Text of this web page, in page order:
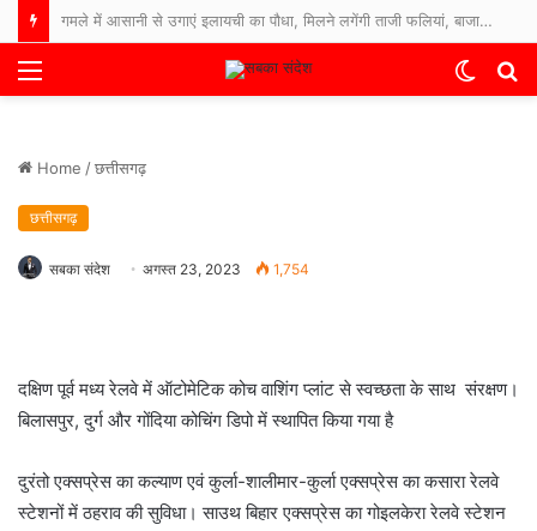
NTPC सीपत संगवारी महिला समिति द्वारा शासकीय कन्या उच्चतर माध्यमिक शाला सीपत में शारीरिक स्वच्छता जागरूकता अभियान एवं सैनिटरी किट का वितरण
Menu
Switch
Home /छत्तीसगढ़
छत्तीसगढ़
सबका संदेश अगस्त 23, 2023 1,754
दक्षिण पूर्व मध्य रेलवे में ऑटोमेटिक कोच वाशिंग प्लांट से स्वच्छता के साथ संरक्षण।
बिलासपुर, दुर्ग और गोंदिया कोचिंग डिपो में स्थापित किया गया है
दुरंतो एक्सप्रेस का कल्याण एवं कुर्ला-शालीमार-कुर्ला एक्सप्रेस का कसारा रेलवे
स्टेशनों में ठहराव की सुविधा। साउथ बिहार एक्सप्रेस का गोइलकेरा रेलवे स्टेशन